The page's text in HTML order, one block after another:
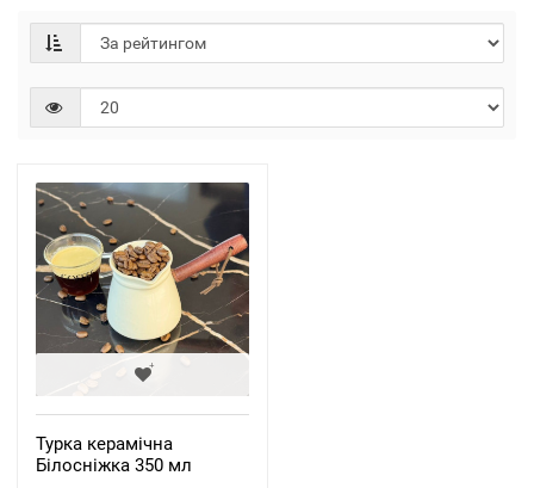
Турка керамічна
Білосніжка 350 мл